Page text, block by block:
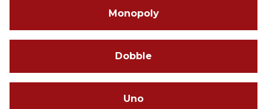
Monopoly
Dobble
Uno